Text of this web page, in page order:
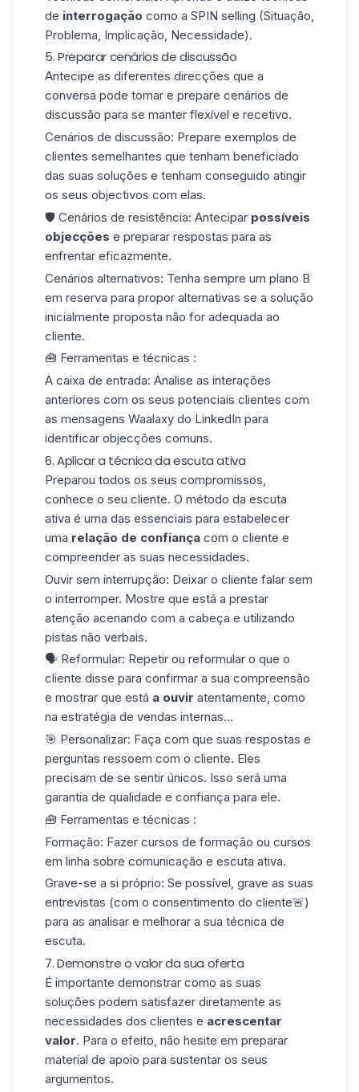
de interrogação como a SPIN selling (Situação,
Problema, Implicação, Necessidade).
5. Preparar cenários de discussão
Antecipe as diferentes direcções que a
conversa pode tomar e prepare cenários de
discussão para se manter flexível e recetivo.
Cenários de discussão: Prepare exemplos de
clientes semelhantes que tenham beneficiado
das suas soluções e tenham conseguido atingir
os seus objectivos com elas.
🛡️ Cenários de resistência: Antecipar possíveis
objecções e preparar respostas para as
enfrentar eficazmente.
Cenários alternativos: Tenha sempre um plano B
em reserva para propor alternativas se a solução
inicialmente proposta não for adequada ao
cliente.
🧰 Ferramentas e técnicas :
A caixa de entrada: Analise as interações
anteriores com os seus potenciais clientes com
as mensagens Waalaxy do LinkedIn para
identificar objecções comuns.
6. Aplicar a técnica da escuta ativa
Preparou todos os seus compromissos,
conhece o seu cliente. O método da escuta
ativa é uma das essenciais para estabelecer
uma relação de confiança com o cliente e
compreender as suas necessidades.
Ouvir sem interrupção: Deixar o cliente falar sem
o interromper. Mostre que está a prestar
atenção acenando com a cabeça e utilizando
pistas não verbais.
🗣️ Reformular: Repetir ou reformular o que o
cliente disse para confirmar a sua compreensão
e mostrar que está a ouvir atentamente, como
na estratégia de vendas internas...
🎯 Personalizar: Faça com que suas respostas e
perguntas ressoem com o cliente. Eles
precisam de se sentir únicos. Isso será uma
garantia de qualidade e confiança para ele.
🧰 Ferramentas e técnicas :
Formação: Fazer cursos de formação ou cursos
em linha sobre comunicação e escuta ativa.
Grave-se a si próprio: Se possível, grave as suas
entrevistas (com o consentimento do cliente🚨)
para as analisar e melhorar a sua técnica de
escuta.
7. Demonstre o valor da sua oferta
É importante demonstrar como as suas
soluções podem satisfazer diretamente as
necessidades dos clientes e acrescentar
valor. Para o efeito, não hesite em preparar
material de apoio para sustentar os seus
argumentos.